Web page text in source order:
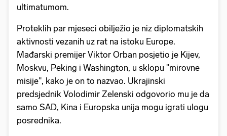
ultimatumom.
Proteklih par mjeseci obilježio je niz diplomatskih
aktivnosti vezanih uz rat na istoku Europe.
Mađarski premijer Viktor Orban posjetio je Kijev,
Moskvu, Peking i Washington, u sklopu "mirovne
misije", kako je on to nazvao. Ukrajinski
predsjednik Volodimir Zelenski odgovorio mu je da
samo SAD, Kina i Europska unija mogu igrati ulogu
posrednika.